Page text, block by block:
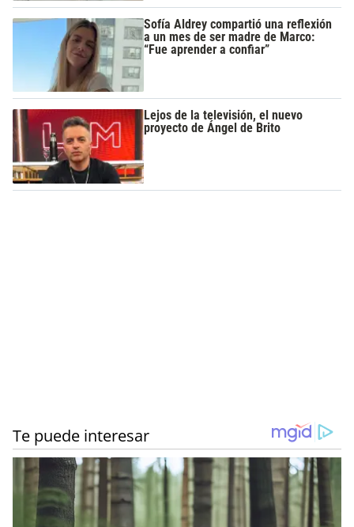
Sofía Aldrey compartió una reflexión
a un mes de ser madre de Marco:
“Fue aprender a confiar”
Lejos de la televisión, el nuevo
proyecto de Ángel de Brito